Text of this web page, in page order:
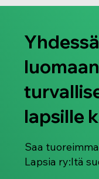
lapsille
Saa
Lapsia ry:ltä